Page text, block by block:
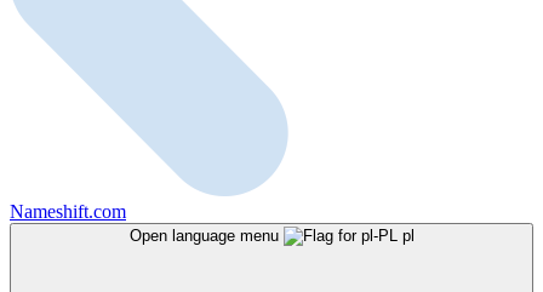
Nameshift.com
Open language menu pl